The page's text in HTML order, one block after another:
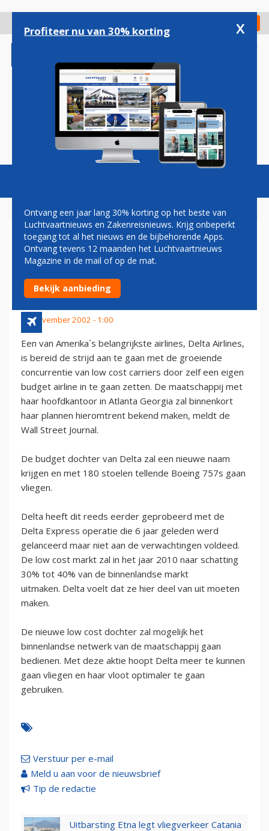
gaan
Check in
Magazine Podcasts Vacatures
DELTA AIRLINES GAAT
GEVECHT MET LOW COST
CARRIERS AAN
16 november 2002 - 1:00
Een van Amerika´s belangrijkste airlines, Delta Airlines,
is bereid de strijd aan te gaan met de groeiende
concurrentie van low cost carriers door zelf een eigen
budget airline in te gaan zetten. De maatschappij met
haar hoofdkantoor in Atlanta Georgia zal binnenkort
haar plannen hieromtrent bekend maken, meldt de
Wall Street Journal.
De budget dochter van Delta zal een nieuwe naam
krijgen en met 180 stoelen tellende Boeing 757s gaan
vliegen.
Delta heeft dit reeds eerder geprobeerd met de
Delta Express operatie die 6 jaar geleden werd
gelanceerd maar niet aan de verwachtingen voldeed.
De low cost markt zal in het jaar 2010 naar schatting
30% tot 40% van de binnenlandse markt
uitmaken. Delta voelt dat ze hier deel van uit moeten
maken.
De nieuwe low cost dochter zal mogelijk het
binnenlandse netwerk van de maatschappij gaan
bedienen. Met deze aktie hoopt Delta meer te kunnen
gaan vliegen en haar vloot optimaler te gaan
gebruiken.
Verstuur per e-mail
Meld u aan voor de nieuwsbrief
Tip de redactie
Uitbarsting Etna legt vliegverkeer Catania
Profiteer nu van 30% korting x
Ontvang een jaar lang 30% korting op het beste van
Luchtvaartnieuws en Zakenreisnieuws. Krijg onbeperkt
toegang tot al het nieuws en de bijbehorende Apps.
Ontvang tevens 12 maanden het Luchtvaartnieuws
Magazine in de mail of op de mat.
Bekijk aanbieding